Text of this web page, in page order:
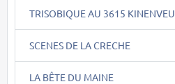
TRISOBIQUE AU 3615 KINENVEU
SCENES DE LA CRECHE
LA BÊTE DU MAINE